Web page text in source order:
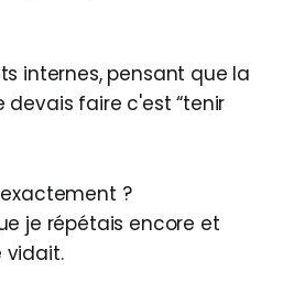
internes, pensant que la
devais faire c'est “tenir
?
je répétais encore et
vidait.